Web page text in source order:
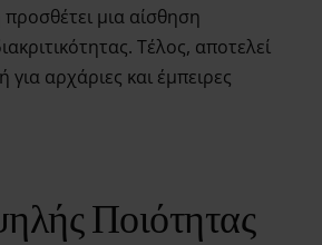
μια αίσθηση
Τέλος, αποτελεί
για αρχάριες και έμπειρες
Ποιότητας